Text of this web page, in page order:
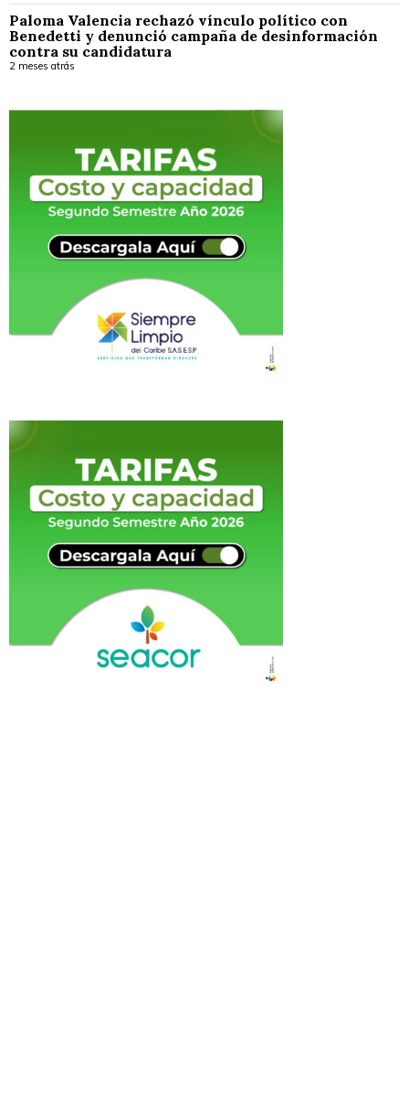
Paloma Valencia rechazó vínculo político con
Benedetti y denunció campaña de desinformación
contra su candidatura
2 meses atrás